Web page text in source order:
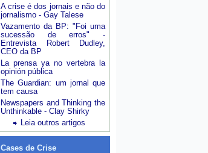
A crise é dos jornais e não do
jornalismo - Gay Talese
Vazamento da BP: "Foi uma
sucessão de erros" -
Entrevista Robert Dudley,
CEO da BP
La prensa ya no vertebra la
opinión pública
The Guardian: um jornal que
tem causa
Newspapers and Thinking the
Unthinkable - Clay Shirky
Leia outros artigos
Cases de Crise